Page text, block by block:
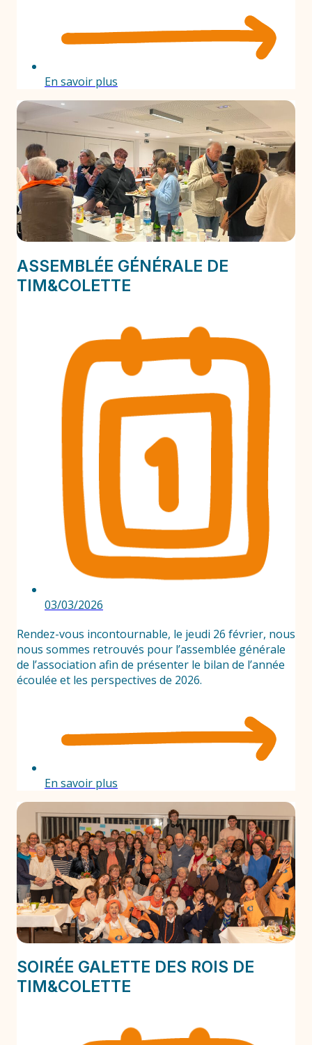
En savoir plus
ASSEMBLÉE GÉNÉRALE DE
TIM&COLETTE
03/03/2026
Rendez-vous incontournable, le jeudi 26 février, nous
nous sommes retrouvés pour l’assemblée générale
de l’association afin de présenter le bilan de l’année
écoulée et les perspectives de 2026.
En savoir plus
SOIRÉE GALETTE DES ROIS DE
TIM&COLETTE